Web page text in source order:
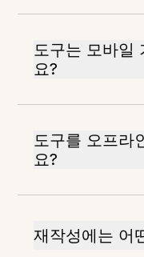
도구는 모바일
요?
도구를 오프라
요?
재작성에는 어